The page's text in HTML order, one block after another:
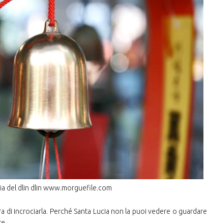
del dlin dlin www.morguefile.com
di incrociarla. Perché Santa Lucia non la puoi vedere o guardare